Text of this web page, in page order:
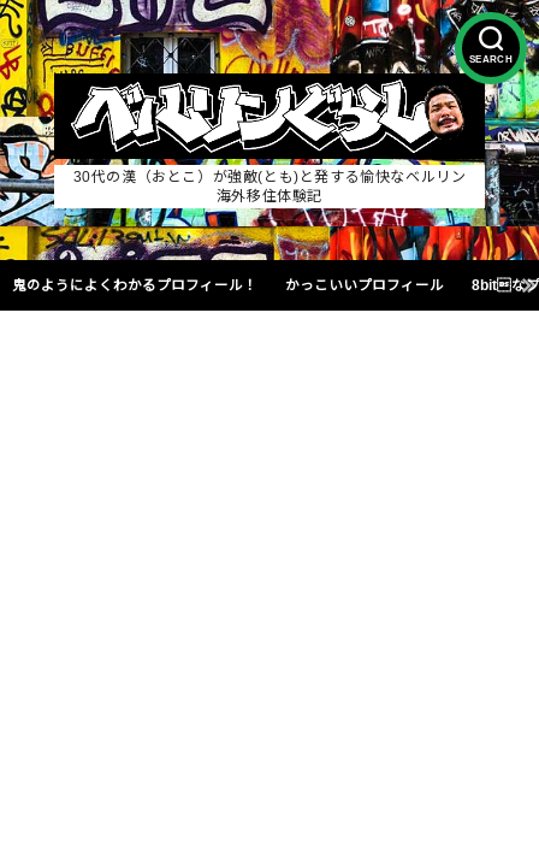
SEARCH
30代の漢（おとこ）が強敵(とも)と発する愉快なベルリン
海外移住体験記
鬼のようによくわかるプロフィール！ かっこいいプロフィール 8bitな